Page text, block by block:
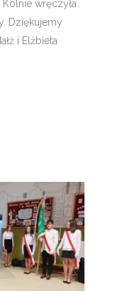
Kolnie wręczyła
Dziękujemy
i Elżbieta